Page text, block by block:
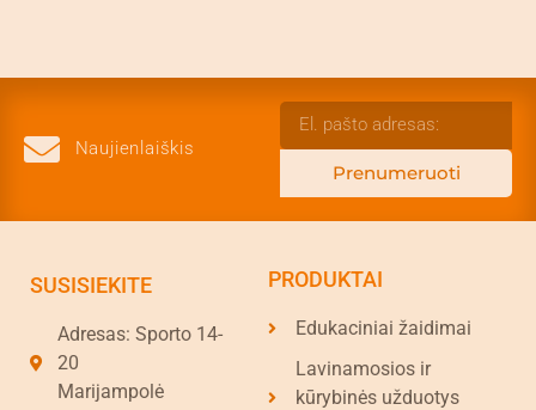
Naujienlaiškis
Prenumeruoti
SUSISIEKITE
Adresas: Sporto 14-
20
Marijampolė
PRODUKTAI
Edukaciniai žaidimai
Lavinamosios ir
kūrybinės užduotys